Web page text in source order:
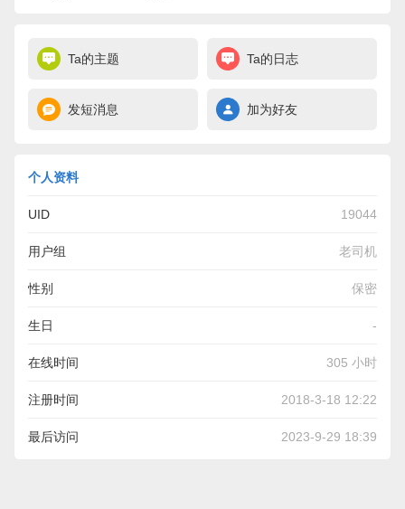
Ta的主题 Ta的日志
发短消息 加为好友
个人资料
UID 19044
用户组 老司机
性别 保密
生日 -
在线时间 305 小时
注册时间 2018-3-18 12:22
最后访问 2023-9-29 18:39